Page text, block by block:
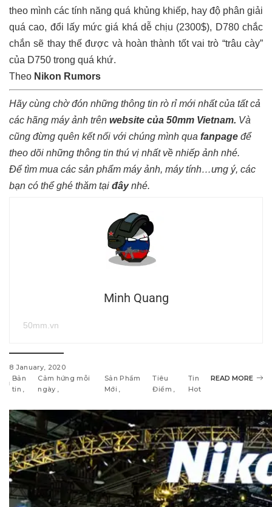
theo mình các tính năng quá khủng khiếp, hay độ phân giải
quá cao, đổi lấy mức giá khá dễ chịu (2300$), D780 chắc
chắn sẽ thay thế được và hoàn thành tốt vai trò “trâu cày”
của D750 trong quá khứ.
Theo Nikon Rumors
Hãy cùng chờ đón những thông tin rò rỉ mới nhất của tất cả
các hãng máy ảnh trên website của 50mm Vietnam. Và
cũng đừng quên kết nối với chúng mình qua fanpage để
theo dõi những thông tin thú vị nhất về nhiếp ảnh nhé.
Để tìm mua các sản phẩm máy ảnh, máy tính…ưng ý, các
bạn có thể ghé thăm tại đâynhé.
Minh Quang
50mm.vn
8 January, 2020
Bản
tin
Cảm hứng mỗi
ngày
Sản Phẩm
Mới
Tiêu
Điểm
Tin
Hot
READ MORE